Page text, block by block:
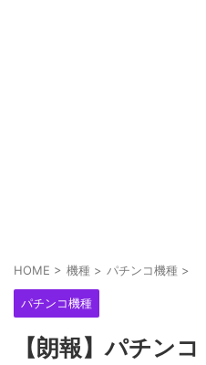
HOME > 機種 > パチンコ機種 >
パチンコ機種
【朗報】パチン